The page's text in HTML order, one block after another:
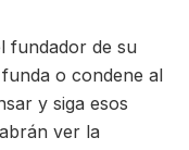
fundador de su
o condene al
y siga esos
ver la